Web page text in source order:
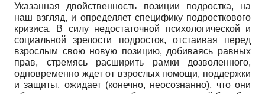
Указанная двойственность позиции подростка, на
наш взгляд, и определяет специфику подросткового
кризиса. В силу недостаточной психологической и
социальной зрелости подросток, отстаивая перед
взрослым свою новую позицию, добиваясь равных
прав, стремясь расширить рамки дозволенного,
одновременно ждет от взрослых помощи, поддержки
и защиты, ожидает (конечно, неосознанно), что они